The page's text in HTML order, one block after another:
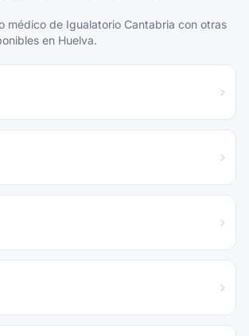
médico de Igualatorio Cantabria con otras
en Huelva.